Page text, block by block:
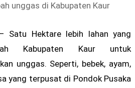
unggas di Kabupaten Kaur
Satu Hektare lebih lahan yang
Kabupaten Kaur untuk
unggas. Seperti, bebek, ayam,
yang terpusat di Pondok Pusaka